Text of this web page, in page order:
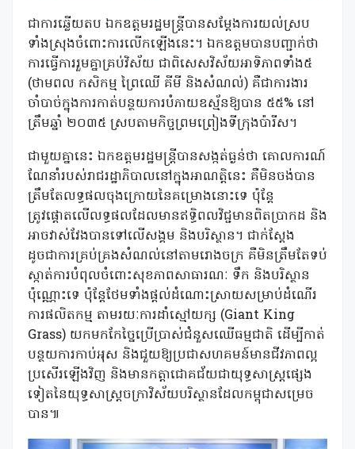
ជាការឆ្លើយតប ឯកឧត្តមរដ្ឋមន្រ្តីបានសម្តែងការយល់ស្រប
ទាំងស្រុងចំពោះការលើកឡើងនេះ។ ឯកឧត្តមបានបញ្ជាក់ថា
ការធ្វើការរួមគ្នាគ្រប់វិស័យ ជាពិសេសវិស័យអាទិភាពទាំង៥
(ថាមពល កសិកម្ម ព្រៃឈើ គីមី និងសំណល់) គឺជាការងារ
ចាំបាច់ក្នុងការកាត់បន្ថយការបំភាយឧស្ម័នឱ្យបាន ៥៥% នៅ
ត្រឹមឆ្នាំ ២០៣៥ ស្របតាមកិច្ចព្រមព្រៀងទីក្រុងប៉ារីស។
ជាមួយគ្នានេះ ឯកឧត្តមរដ្ឋមន្ត្រីបានសង្កត់ធ្ងន់ថា គោលការណ៍
ណែនាំរបស់រាជរដ្ឋាភិបាលនៅក្នុងអាណត្តិនេះ គឺមិនចង់បាន
ត្រឹមតែលទ្ធផលចុងក្រោយនៃគម្រោងនោះទេ ប៉ុន្តែ
ត្រូវផ្តោតលើលទ្ធផលដែលមានឥទ្ធិពលវិជ្ជមានពិតប្រាកដ និង
អាចវាស់វែងបានទៅលើសង្គម និងបរិស្ថាន។ ជាក់ស្តែង
ដូចជាការគ្រប់គ្រងសំណល់នៅតាមរោងចក្រ គឺមិនត្រឹមតែទប់
ស្កាត់ការបំពុលចំពោះសុខភាពសាធារណៈ ទឹក និងបរិស្ថាន
ប៉ុណ្ណោះទេ ប៉ុន្តែថែមទាំងផ្តល់ដំណោះស្រាយសម្រាប់ដំណើរ
ការផលិតកម្ម តាមរយៈការដាំស្មៅយក្ស (Giant King
Grass) យកមកកែច្នៃប្រើប្រាស់ជំនួសឈើធម្មជាតិ ដើម្បីកាត់
បន្ថយការកាប់អុស និងជួយឱ្យប្រជាសហគមន៍មានជីវភាពល្អ
ប្រសើរឡើងវិញ និងមានកត្តាជោគជ័យជាយុទ្ធសាស្រ្តផ្សេង
ទៀតនៃយុទ្ធសាស្រ្តចក្រាវិស័យបរិស្ថានដែលកម្ពុជាសម្រេច
បាន៕